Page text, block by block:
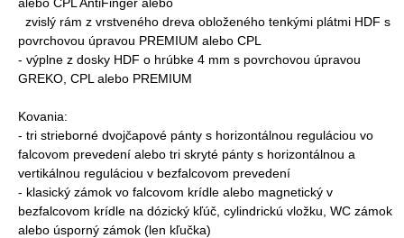
zvislý rám z vrstveného dreva obloženého tenkými plátmi HDF s
povrchovou úpravou PREMIUM alebo CPL
- výplne z dosky HDF o hrúbke 4 mm s povrchovou úpravou
GREKO, CPL alebo PREMIUM
Kovania:
- tri strieborné dvojčapové pánty s horizontálnou reguláciou vo
falcovom prevedení alebo tri skryté pánty s horizontálnou a
vertikálnou reguláciou v bezfalcovom prevedení
- klasický zámok vo falcovom krídle alebo magnetický v
bezfalcovom krídle na dózický kľúč, cylindrickú vložku, WC zámok
alebo úsporný zámok (len kľučka)